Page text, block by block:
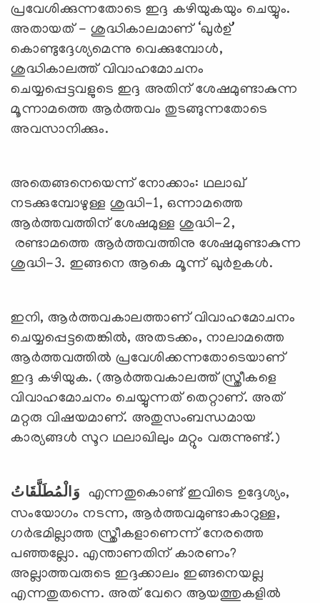
പ്രവേശിക്കുന്നതോടെ ഇദ്ദ കഴിയുകയും ചെയ്യും.
അതായത് - ശുദ്ധികാലമാണ് ‘ഖുര്‍ഉ്’
കൊണ്ടുദ്ദേശ്യമെന്നു വെക്കുമ്പോള്‍,
ശുദ്ധികാലത്ത് വിവാഹമോചനം
ചെയ്യപ്പെട്ടവളുടെ ഇദ്ദ അതിന് ശേഷമുണ്ടാകുന്ന
മൂന്നാമത്തെ ആര്‍ത്തവം തുടങ്ങുന്നതോടെ
അവസാനിക്കും.
അതെങ്ങനെയെന്ന് നോക്കാം: ഥലാഖ്
നടക്കുമ്പോഴുള്ള ശുദ്ധി-1, ഒന്നാമത്തെ
ആര്‍ത്തവത്തിന് ശേഷമുള്ള ശുദ്ധി-2,
രണ്ടാമത്തെ ആര്‍ത്തവത്തിനു ശേഷമുണ്ടാകുന്ന
ശുദ്ധി-3. ഇങ്ങനെ ആകെ മൂന്ന് ഖുര്‍ഉകള്‍.
ഇനി, ആര്‍ത്തവകാലത്താണ് വിവാഹമോചനം
ചെയ്യപ്പെട്ടതെങ്കില്‍, അതടക്കം, നാലാമത്തെ
ആര്‍ത്തവത്തില്‍ പ്രവേശിക്കന്നതോടെയാണ്
ഇദ്ദ കഴിയുക. (ആര്‍ത്തവകാലത്ത് സ്ത്രീകളെ
വിവാഹമോചനം ചെയ്യുന്നത് തെറ്റാണ്. അത്
മറ്റരു വിഷയമാണ്. അതുസംബന്ധമായ
കാര്യങ്ങള്‍ സൂറ ഥലാഖിലും മറ്റും വരുന്നുണ്ട്.)
وَالْمُطَلَّقَاتُ എന്നതുകൊണ്ട് ഇവിടെ ഉദ്ദേശ്യം,
സംയോഗം നടന്ന, ആര്‍ത്തവമുണ്ടാകാറുള്ള,
ഗര്‍ഭമില്ലാത്ത സ്ത്രീകളാണെന്ന് നേരത്തെ
പഞ്ഞല്ലോ. എന്താണതിന് കാരണം?
അല്ലാത്തവരുടെ ഇദ്ദക്കാലം ഇങ്ങനെയല്ല
എന്നതുതന്നെ. അത് വേറെ ആയത്തുകളില്‍